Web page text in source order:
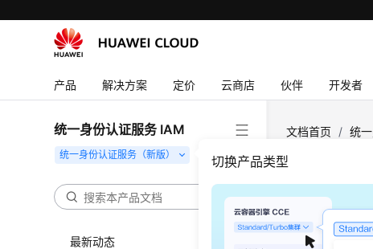
产品 解决方案 定价 云商店 伙伴 开发者
统一身份认证服务 IAM
切换产品类型
最新动态
文档首页 / 统
全局条
更新时间：